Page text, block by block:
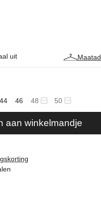
uit
44 46 48 50
aan winkelmandje